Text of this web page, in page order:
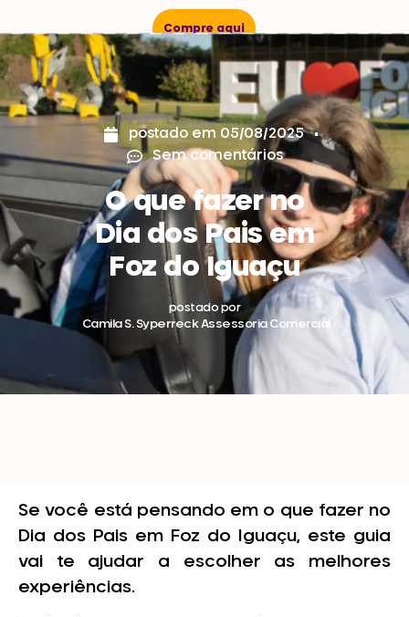
Compre aqui
postado em 05/08/2025
Sem comentários
O que fazer no
Dia dos Pais em
Foz do Iguaçu
postado por
Camila S. Syperreck Assessoria Comercial
Se você está pensando em o que fazer no
Dia dos Pais em Foz do Iguaçu, este guia
vai te ajudar a escolher as melhores
experiências.